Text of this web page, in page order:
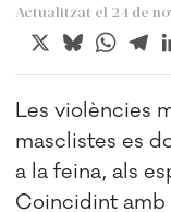
Actualitzat el 24 de
X Bluesky
Les violències
masclistes es
a la feina, als
Coincidint amb